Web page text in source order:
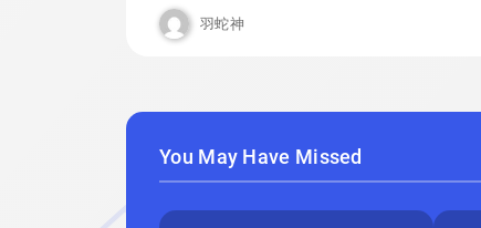
羽蛇神
You May Have Missed